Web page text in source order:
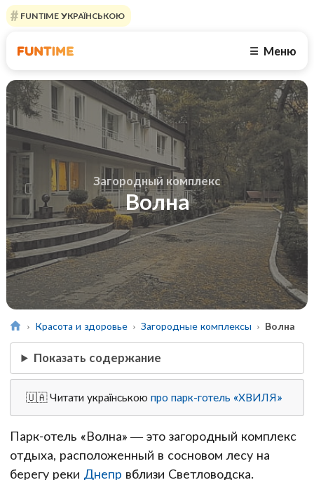
FUNTIME УКРАЇНСЬКОЮ
☰ Меню
Загородный комплекс
Волна
Красота и здоровье Загородные комплексы Волна
Показать содержание
🇺🇦 Читати українськоюпро парк-готель «ХВИЛЯ»
Парк-отель «Волна» — это загородный комплекс
отдыха, расположенный в сосновом лесу на
берегу реки Днепр вблизи Светловодска.